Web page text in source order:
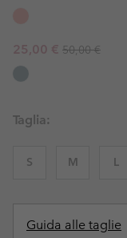
Sale price:
25,00 € Regular price:
50,00 €
Taglia:
S M L
Guida alle taglie